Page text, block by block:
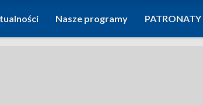
Nasze programy PATRONATY